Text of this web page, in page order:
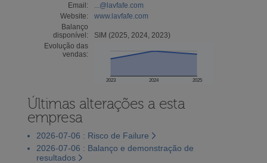
Email:
...@lavfafe.com
Website:
www.lavfafe.com
Balanço
disponível:
SIM (2025, 2024, 2023)
Evolução das
vendas:
2023 2024 2025
Últimas alterações a esta
empresa
2026-07-06 : Risco de Failure
2026-07-06 : Balanço e demonstração de
resultados